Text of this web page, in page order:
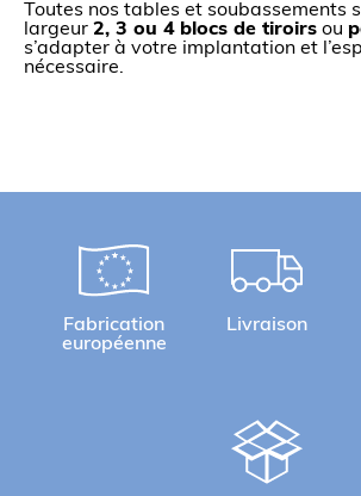
Toutes nos tables et soubassements
largeur 2, 3 ou 4 blocs de tiroirs ou
s’adapter à votre implantation et
nécessaire.
Fabrication
européenne
Livraison